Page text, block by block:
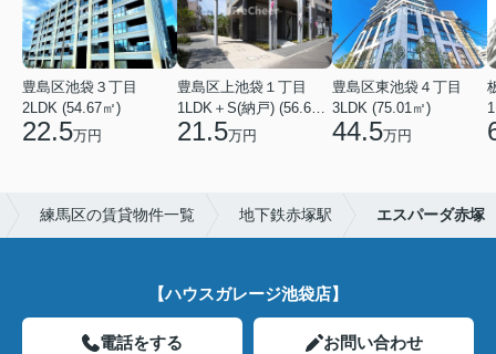
豊島区池袋３丁目
2LDK (54.67㎡)
22.5万円
豊島区上池袋１丁目
1LDK＋S(納戸) (56.61㎡)
21.5万円
豊島区東池袋４丁目
3LDK (75.01㎡)
44.5万円
練馬区の賃貸物件一覧 地下鉄赤塚駅 エスパーダ赤塚
【ハウスガレージ池袋店】
電話をする お問い合わせ